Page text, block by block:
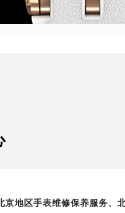
地区手表维修保养服务、